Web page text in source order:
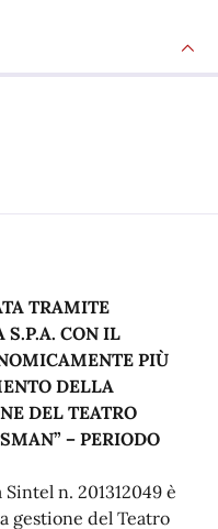
TRAMITE
S.P.A. CON IL
PIÙ
DELLA
DEL TEATRO
– PERIODO
n. 201312049 è
gestione del Teatro